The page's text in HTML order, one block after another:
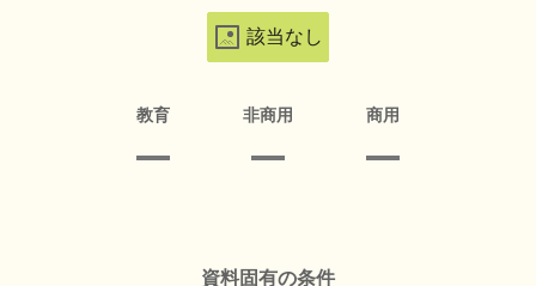
該当なし
教育 非商用 商用
資料固有の条件